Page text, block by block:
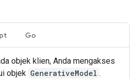
Go
objek klien, Anda mengakses
objek GenerativeModel .